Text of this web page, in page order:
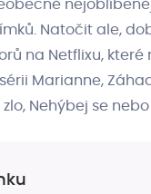
Natočit ale,
na Netflixu,
Marianne,
Nehýbej se